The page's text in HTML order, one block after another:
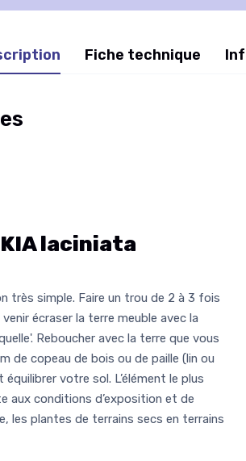
Fiche technique
laciniata
très simple. Faire un trou de 2 à 3 fois
écraser la terre meuble avec la
Reboucher avec la terre que vous
de copeau de bois ou de paille (lin ou
votre sol. L’élément le plus
aux conditions d’exposition et de
les plantes de terrains secs en terrains